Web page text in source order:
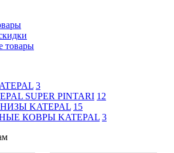
товары
3
SUPER PINTARI 12
KATEPAL 15
КОВРЫ KATEPAL 3